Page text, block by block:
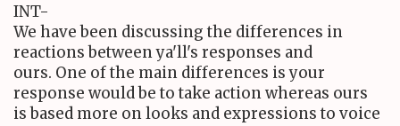
INT-
We have been discussing the differences in
reactions between ya'll's responses and
ours. One of the main differences is your
response would be to take action whereas ours
is based more on looks and expressions to voice